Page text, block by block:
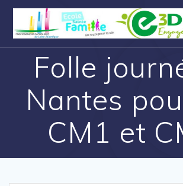
Folle
Nantes
CM1 et